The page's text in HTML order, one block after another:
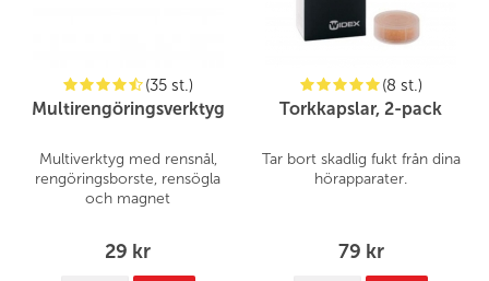
(35 st.)
Multirengöringsverktyg
Multiverktyg med rensnål,
rengöringsborste, rensögla
och magnet
29 kr
(8 st.)
Torkkapslar, 2-pack
Tar bort skadlig fukt från dina
hörapparater.
79 kr